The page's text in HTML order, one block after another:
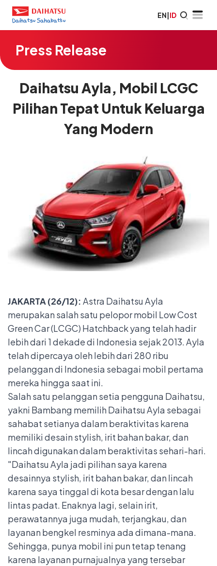
EN|ID
Press Release
Daihatsu Ayla, Mobil LCGC
Pilihan Tepat Untuk Keluarga
Yang Modern
JAKARTA (26/12): Astra Daihatsu Ayla
merupakan salah satu pelopor mobil Low Cost
Green Car (LCGC) Hatchback yang telah hadir
lebih dari 1 dekade di Indonesia sejak 2013. Ayla
telah dipercaya oleh lebih dari 280 ribu
pelanggan di Indonesia sebagai mobil pertama
mereka hingga saat ini.
Salah satu pelanggan setia pengguna Daihatsu,
yakni Bambang memilih Daihatsu Ayla sebagai
sahabat setianya dalam beraktivitas karena
memiliki desain stylish, irit bahan bakar, dan
lincah digunakan dalam beraktivitas sehari-hari.
"Daihatsu Ayla jadi pilihan saya karena
desainnya stylish, irit bahan bakar, dan lincah
karena saya tinggal di kota besar dengan lalu
lintas padat. Enaknya lagi, selain irit,
perawatannya juga mudah, terjangkau, dan
layanan bengkel resminya ada dimana-mana.
Sehingga, punya mobil ini pun tetap tenang
karena layanan purnajualnya yang tersebar